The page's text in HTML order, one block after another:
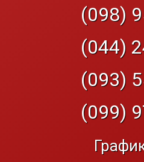
(098)
(044)
(093)
(099)